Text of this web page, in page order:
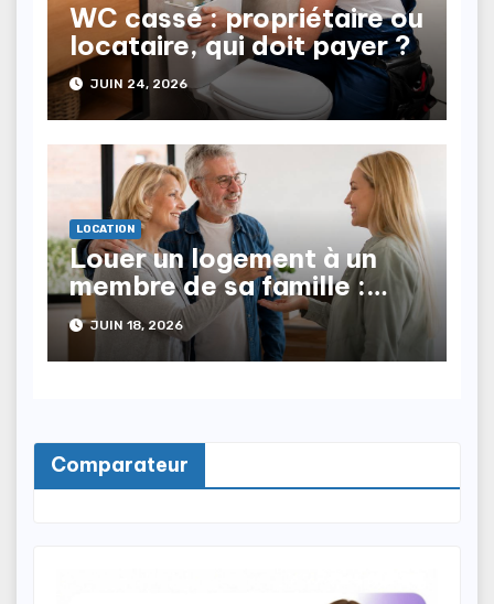
WC cassé : propriétaire ou
locataire, qui doit payer ?
JUIN 24, 2026
LOCATION
Louer un logement à un
membre de sa famille :
quelles sont les règles ?
JUIN 18, 2026
Comparateur